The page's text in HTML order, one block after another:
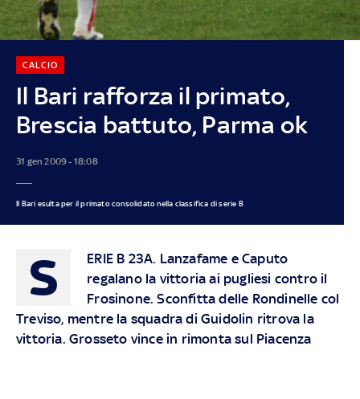
Il Bari rafforza il primato,
Brescia battuto, Parma ok
CALCIO
31 gen 2009 - 18:08
Il Bari esulta per il primato consolidato nella classifica di serie B
S
ERIE B 23A. Lanzafame e Caputo
regalano la vittoria ai pugliesi contro il
Frosinone. Sconfitta delle Rondinelle col
Treviso, mentre la squadra di Guidolin ritrova la
vittoria. Grosseto vince in rimonta sul Piacenza